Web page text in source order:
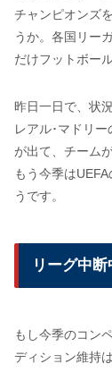
チャンピオンズ
うか。各国リー
だけフットボー
昨日一日で、状
レアル･マドリ
が出て、チーム
もう今季は
うです。
リーグ中
もし今季のコン
ディション維持